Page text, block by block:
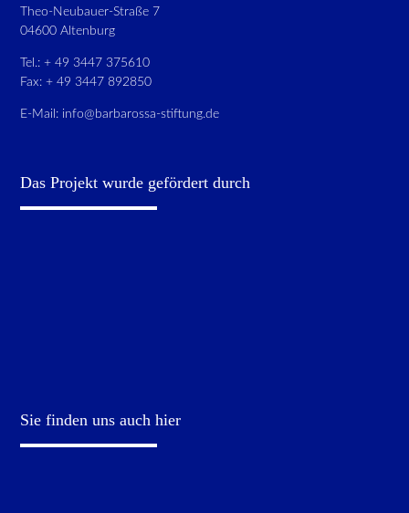
Theo-Neubauer-Straße 7
04600 Altenburg
Tel.: + 49 3447 375610
Fax: + 49 3447 892850
E-Mail: info@barbarossa-stiftung.de
Das Projekt wurde gefördert durch
Sie finden uns auch hier